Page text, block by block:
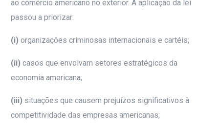
ao comércio americano no exterior. A aplicação da lei
passou a priorizar:
(i) organizações criminosas internacionais e cartéis;
(ii) casos que envolvam setores estratégicos da
economia americana;
(iii) situações que causem prejuízos significativos à
competitividade das empresas americanas;